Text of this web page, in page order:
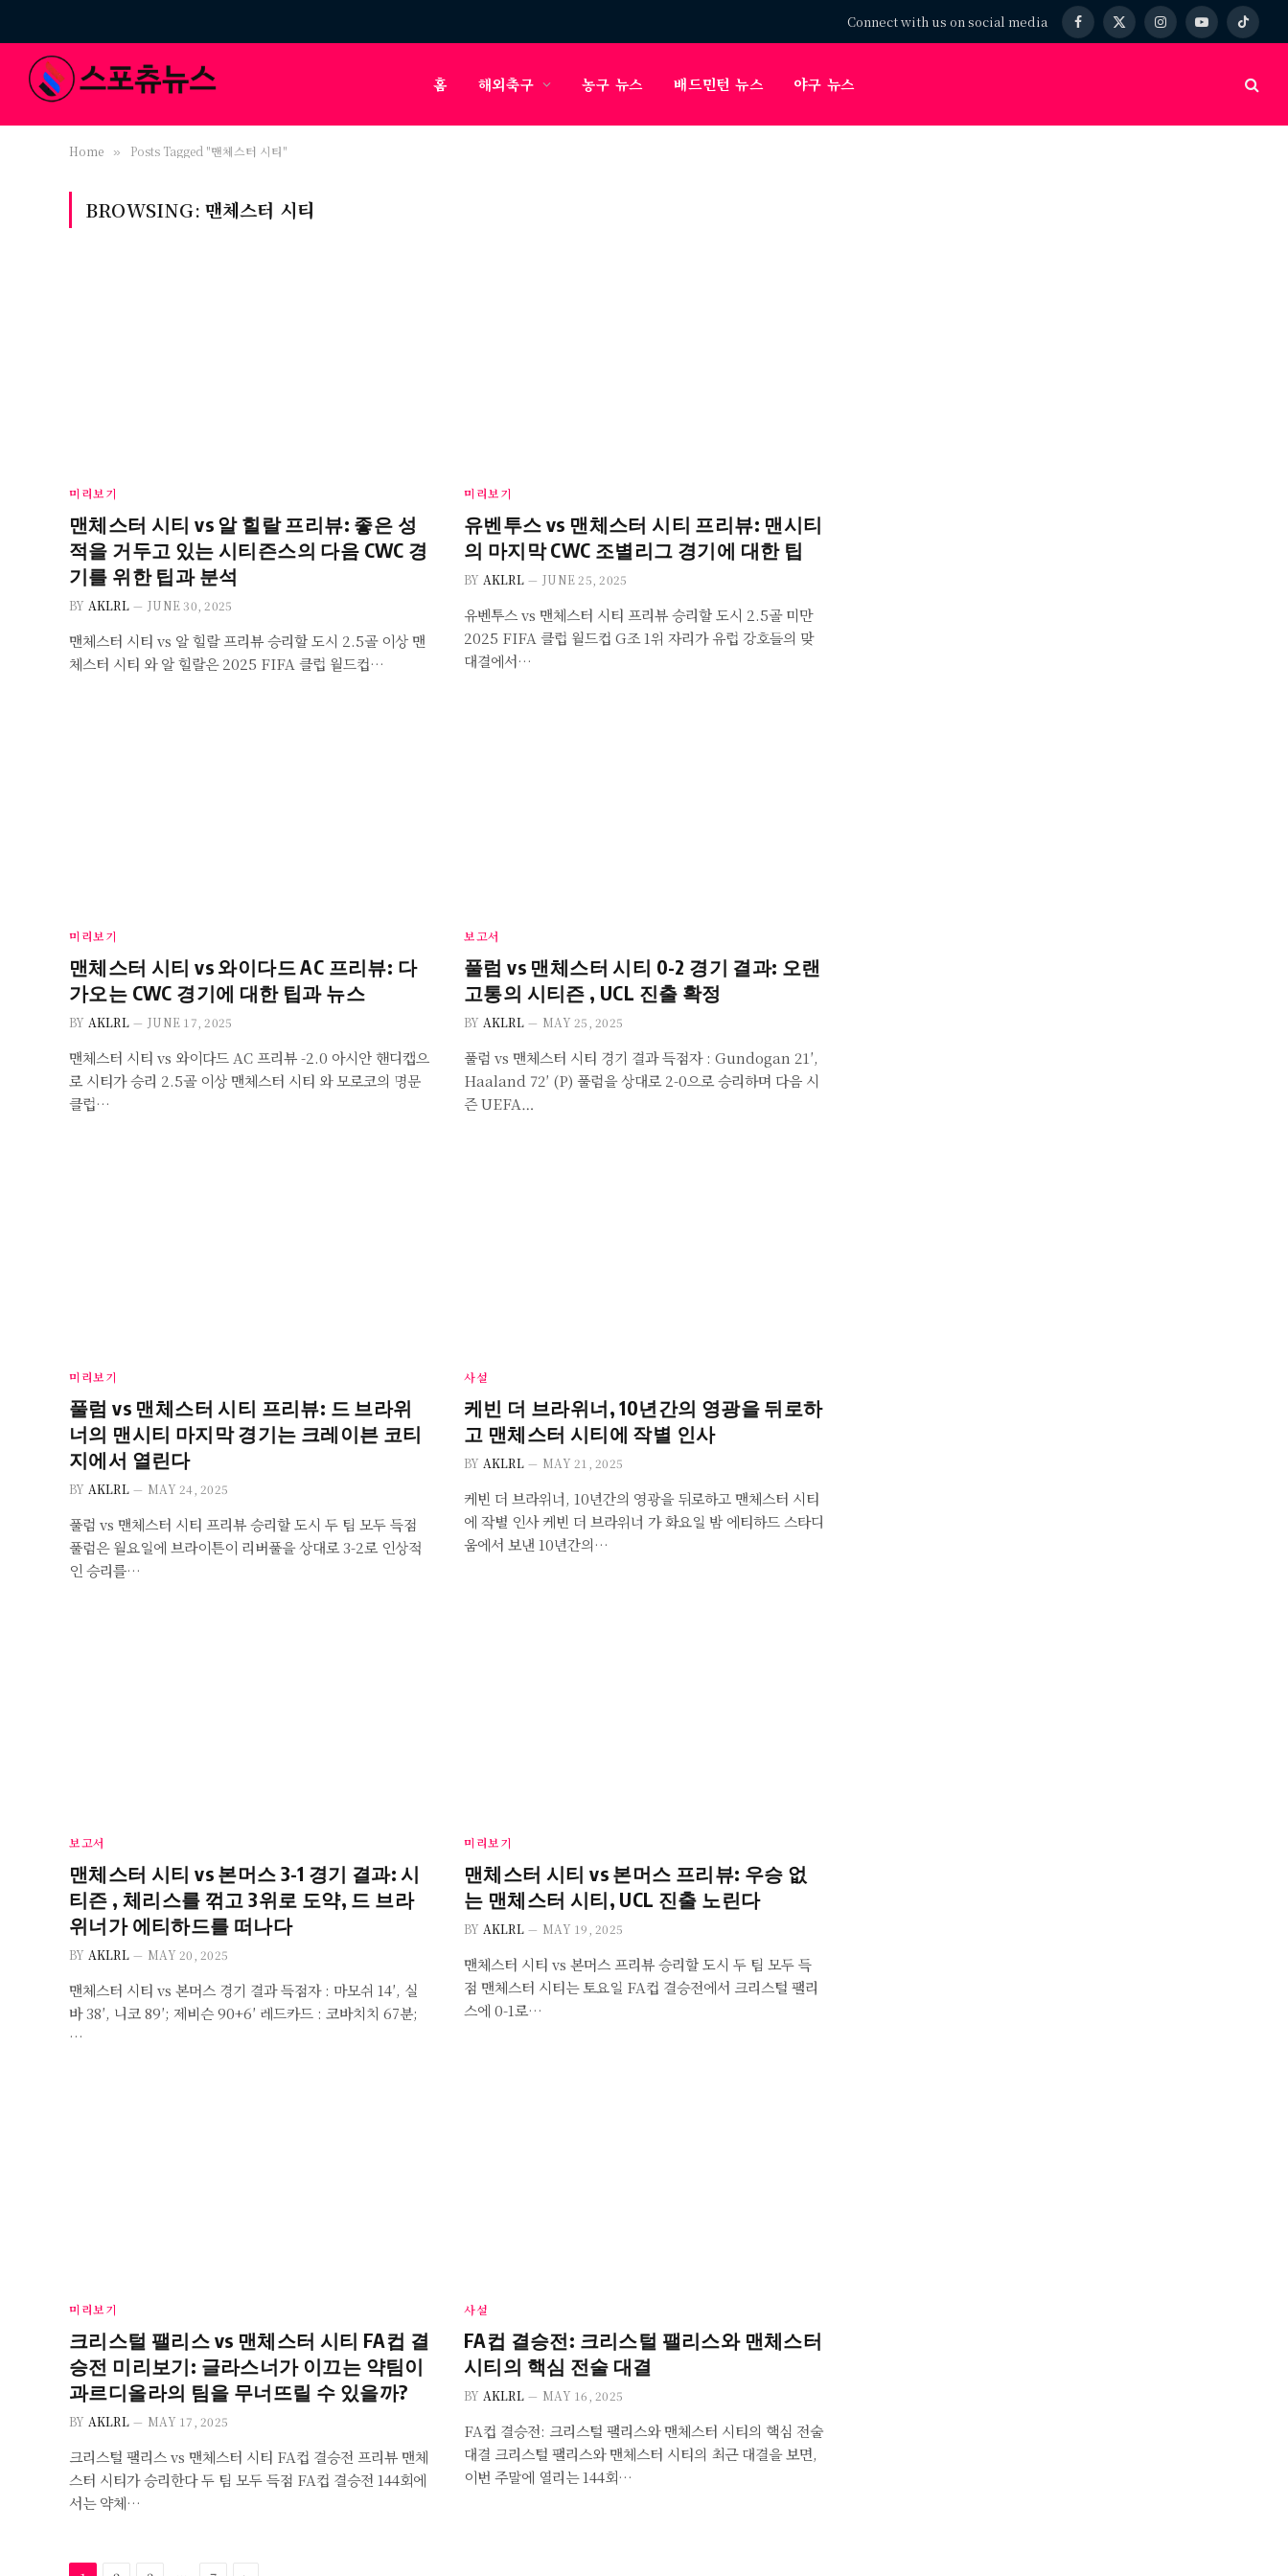
Connect with us on social media Facebook
X
InstagramYouTubeTikTok
홈 해외축구 농구 뉴스 배드민턴 뉴스 야구 뉴스
Home » Posts Tagged "맨체스터 시티"
BROWSING: 맨체스터 시티
미리보기
맨체스터 시티 vs 알 힐랄 프리뷰: 좋은 성
적을 거두고 있는 시티즌스의 다음 CWC 경
기를 위한 팁과 분석
BY AKLRL JUNE 30, 2025
맨체스터 시티 vs 알 힐랄 프리뷰 승리할 도시 2.5골 이상 맨
체스터 시티 와 알 힐랄은 2025 FIFA 클럽 월드컵…
미리보기
유벤투스 vs 맨체스터 시티 프리뷰: 맨시티
의 마지막 CWC 조별리그 경기에 대한 팁
BY AKLRL JUNE 25, 2025
유벤투스 vs 맨체스터 시티 프리뷰 승리할 도시 2.5골 미만
2025 FIFA 클럽 월드컵 G조 1위 자리가 유럽 강호들의 맞
대결에서…
미리보기
맨체스터 시티 vs 와이다드 AC 프리뷰: 다
가오는 CWC 경기에 대한 팁과 뉴스
BY AKLRL JUNE 17, 2025
맨체스터 시티 vs 와이다드 AC 프리뷰 -2.0 아시안 핸디캡으
로 시티가 승리 2.5골 이상 맨체스터 시티 와 모로코의 명문
클럽…
보고서
풀럼 vs 맨체스터 시티 0-2 경기 결과: 오랜
고통의 시티즌 , UCL 진출 확정
BY AKLRL MAY 25, 2025
풀럼 vs 맨체스터 시티 경기 결과 득점자 : Gundogan 21′,
Haaland 72′ (P) 풀럼을 상대로 2-0으로 승리하며 다음 시
즌 UEFA…
미리보기
풀럼 vs 맨체스터 시티 프리뷰: 드 브라위
너의 맨시티 마지막 경기는 크레이븐 코티
지에서 열린다
BY AKLRL MAY 24, 2025
풀럼 vs 맨체스터 시티 프리뷰 승리할 도시 두 팀 모두 득점
풀럼은 월요일에 브라이튼이 리버풀을 상대로 3-2로 인상적
인 승리를…
사설
케빈 더 브라위너, 10년간의 영광을 뒤로하
고 맨체스터 시티에 작별 인사
BY AKLRL MAY 21, 2025
케빈 더 브라위너, 10년간의 영광을 뒤로하고 맨체스터 시티
에 작별 인사 케빈 더 브라위너 가 화요일 밤 에티하드 스타디
움에서 보낸 10년간의…
보고서
맨체스터 시티 vs 본머스 3-1 경기 결과: 시
티즌 , 체리스를 꺾고 3위로 도약, 드 브라
위너가 에티하드를 떠나다
BY AKLRL MAY 20, 2025
맨체스터 시티 vs 본머스 경기 결과 득점자 : 마모쉬 14′, 실
바 38′, 니코 89′; 제비슨 90+6′ 레드카드 : 코바치치 67분;
…
미리보기
맨체스터 시티 vs 본머스 프리뷰: 우승 없
는 맨체스터 시티, UCL 진출 노린다
BY AKLRL MAY 19, 2025
맨체스터 시티 vs 본머스 프리뷰 승리할 도시 두 팀 모두 득
점 맨체스터 시티는 토요일 FA컵 결승전에서 크리스털 팰리
스에 0-1로…
미리보기
크리스털 팰리스 vs 맨체스터 시티 FA컵 결
승전 미리보기: 글라스너가 이끄는 약팀이
과르디올라의 팀을 무너뜨릴 수 있을까?
BY AKLRL MAY 17, 2025
크리스털 팰리스 vs 맨체스터 시티 FA컵 결승전 프리뷰 맨체
스터 시티가 승리한다 두 팀 모두 득점 FA컵 결승전 144회에
서는 약체…
사설
FA컵 결승전: 크리스털 팰리스와 맨체스터
시티의 핵심 전술 대결
BY AKLRL MAY 16, 2025
FA컵 결승전: 크리스털 팰리스와 맨체스터 시티의 핵심 전술
대결 크리스털 팰리스와 맨체스터 시티의 최근 대결을 보면,
이번 주말에 열리는 144회…